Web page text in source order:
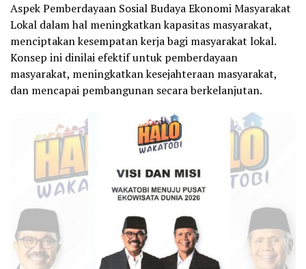
Aspek Pemberdayaan Sosial Budaya Ekonomi Masyarakat
Lokal dalam hal meningkatkan kapasitas masyarakat,
menciptakan kesempatan kerja bagi masyarakat lokal.
Konsep ini dinilai efektif untuk pemberdayaan
masyarakat, meningkatkan kesejahteraan masyarakat,
dan mencapai pembangunan secara berkelanjutan.